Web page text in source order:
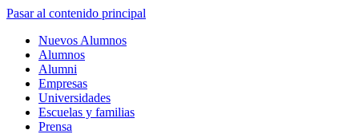
Pasar al contenido principal
Nuevos Alumnos
Alumnos
Alumni
Empresas
Universidades
Escuelas y familias
Prensa